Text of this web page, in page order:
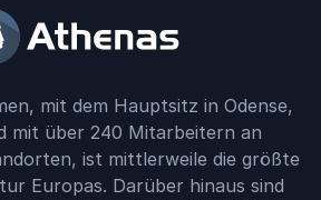
mit dem Hauptsitz in Odense,
mit über 240 Mitarbeitern an
ist mittlerweile die größte
Europas. Darüber hinaus sind